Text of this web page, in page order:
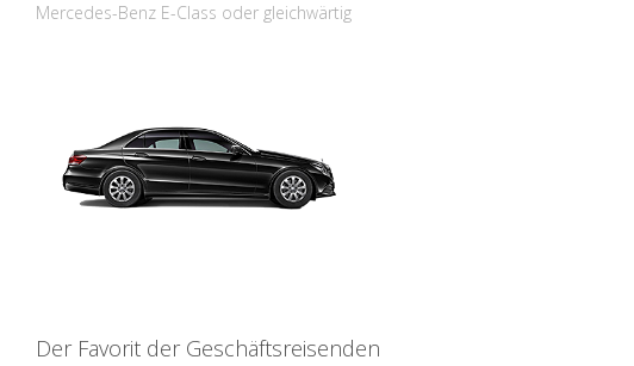
Mercedes-Benz E-Class oder gleichwärtig
Der Favorit der Geschäftsreisenden